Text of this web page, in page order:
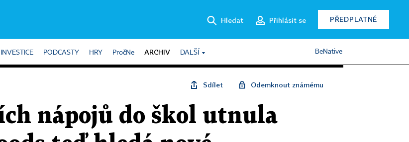
Hledat Přihlásit se PŘEDPLATNÉ
INVESTICE PODCASTY HRY PročNe ARCHIV DALŠÍ BeNative
Sdílet Odemknout známému
nápojů do škol utnula